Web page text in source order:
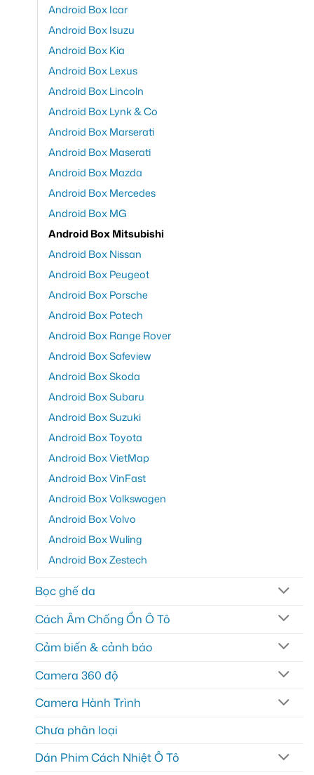
Android Box Icar
Android Box Isuzu
Android Box Kia
Android Box Lexus
Android Box Lincoln
Android Box Lynk & Co
Android Box Marserati
Android Box Maserati
Android Box Mazda
Android Box Mercedes
Android Box MG
Android Box Mitsubishi
Android Box Nissan
Android Box Peugeot
Android Box Porsche
Android Box Potech
Android Box Range Rover
Android Box Safeview
Android Box Skoda
Android Box Subaru
Android Box Suzuki
Android Box Toyota
Android Box VietMap
Android Box VinFast
Android Box Volkswagen
Android Box Volvo
Android Box Wuling
Android Box Zestech
Bọc ghế da
Cách Âm Chống Ồn Ô Tô
Cảm biến & cảnh báo
Camera 360 độ
Camera Hành Trình
Chưa phân loại
Dán Phim Cách Nhiệt Ô Tô